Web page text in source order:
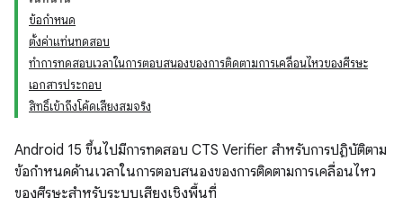
ข้อกำหนด
ตั้งค่าแท่นทดสอบ
ทำการทดสอบเวลาในการตอบสนองของการติดตามการเคลื่อนไหวของศีรษะ
เอกสารประกอบ
สิทธิ์เข้าถึงโค้ดเสียงสมจริง
Android 15 ขึ้นไปมีการทดสอบ CTS Verifier สำหรับการปฏิบัติตาม
ข้อกำหนดด้านเวลาในการตอบสนองของการติดตามการเคลื่อนไหว
ของศีรษะสำหรับระบบเสียงเชิงพื้นที่